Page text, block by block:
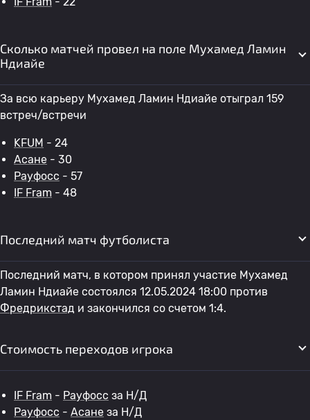
Сколько матчей провел на поле Мухамед Ламин
Ндиайе
За всю карьеру Мухамед Ламин Ндиайе отыграл 159
встреч/встречи
KFUM - 24
Асане - 30
Рауфосс - 57
IF Fram - 48
Последний матч футболиста
Последний матч, в котором принял участие Мухамед
Ламин Ндиайе состоялся 12.05.2024 18:00 против
Фредрикстад и закончился со счетом 1:4.
Стоимость переходов игрока
IF Fram - Рауфосс за Н/Д
Рауфосс - Асане за Н/Д